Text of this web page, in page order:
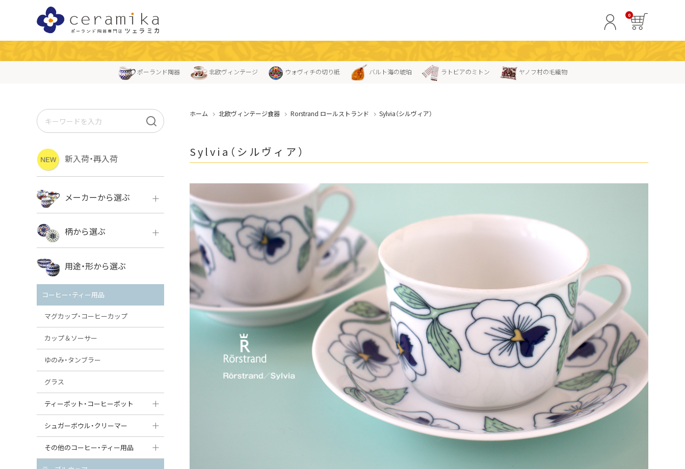
0
ポーランド陶器 北欧ヴィンテージ ウォヴィチの切り紙 バルト海の琥珀 ラトビアのミトン ヤノフ村の毛織物
ホーム 北欧ヴィンテージ食器 Rorstrand ロールストランド Sylvia（シルヴィア）
Sylvia（シルヴィア）
新入荷・再入荷
メーカーから選ぶ
ボレス
VENA
ミレナ
柄から選ぶ
ボレス
用途・形から選ぶ
コーヒー・ティー用品
マグカップ・コーヒーカップ
カップ＆ソーサー
ゆのみ・タンブラー
グラス
ティーポット・コーヒーポット
ティーポット
コーヒーポット
シュガーボウル・クリーマー
シュガーボウル
クリーマー
その他のコーヒー・ティー用品